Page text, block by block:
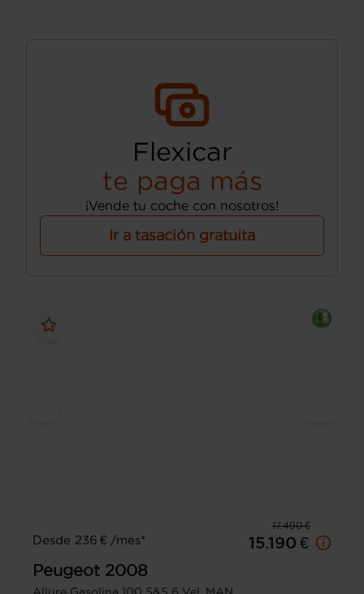
Flexicar
te paga más
¡Vende tu coche con nosotros!
Ir a tasación gratuita
17.490 €
Desde 236 € /mes*
15.190 €
Peugeot 2008